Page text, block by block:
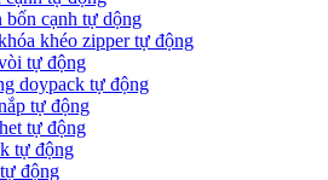
bốn cạnh tự dộng
khéo zipper tự động
tự động
doypack tự động
tự động
tự động
tự động
động